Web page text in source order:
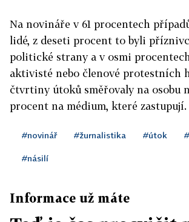
Na novináře v 61 procentech
lidé, z deseti procent to byli
politické strany a v osmi
aktivisté nebo členové protestních
čtvrtiny útoků směřovaly na osobu
procent na médium, které zastupují.
#novinář #žurnalistika #útok
#násilí
Informace už máte